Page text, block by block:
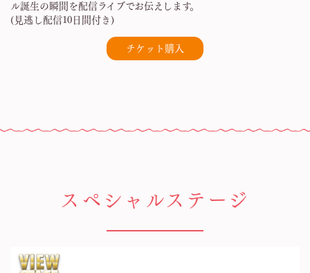
ル誕生の瞬間を配信ライブでお伝えします。
(見逃し配信10日間付き)
チケット購入
スペシャルステージ